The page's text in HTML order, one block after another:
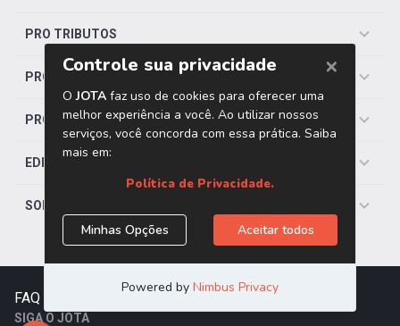
PRO TRIBUTOS
PRO TRABALHISTA
PRO SAÚDE
EDITORIAS
SOBRE O JOTA
FAQ Trabalhe Conosco
SIGA O JOTA